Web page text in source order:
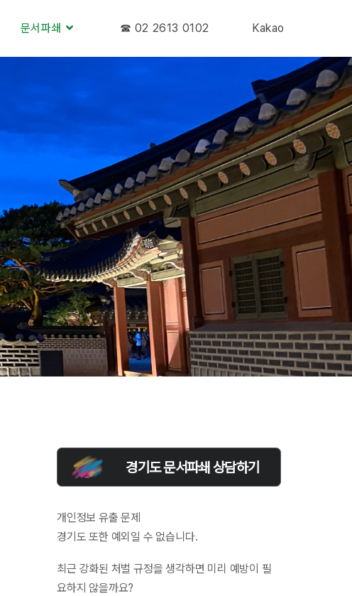
문서파쇄 ☎︎ 02 2613 0102 Kakao
경기도 문서파쇄 상담하기
개인정보 유출 문제
경기도 또한 예외일 수 없습니다.
최근 강화된 처벌 규정을 생각하면 미리 예방이 필
요하지 않을까요?